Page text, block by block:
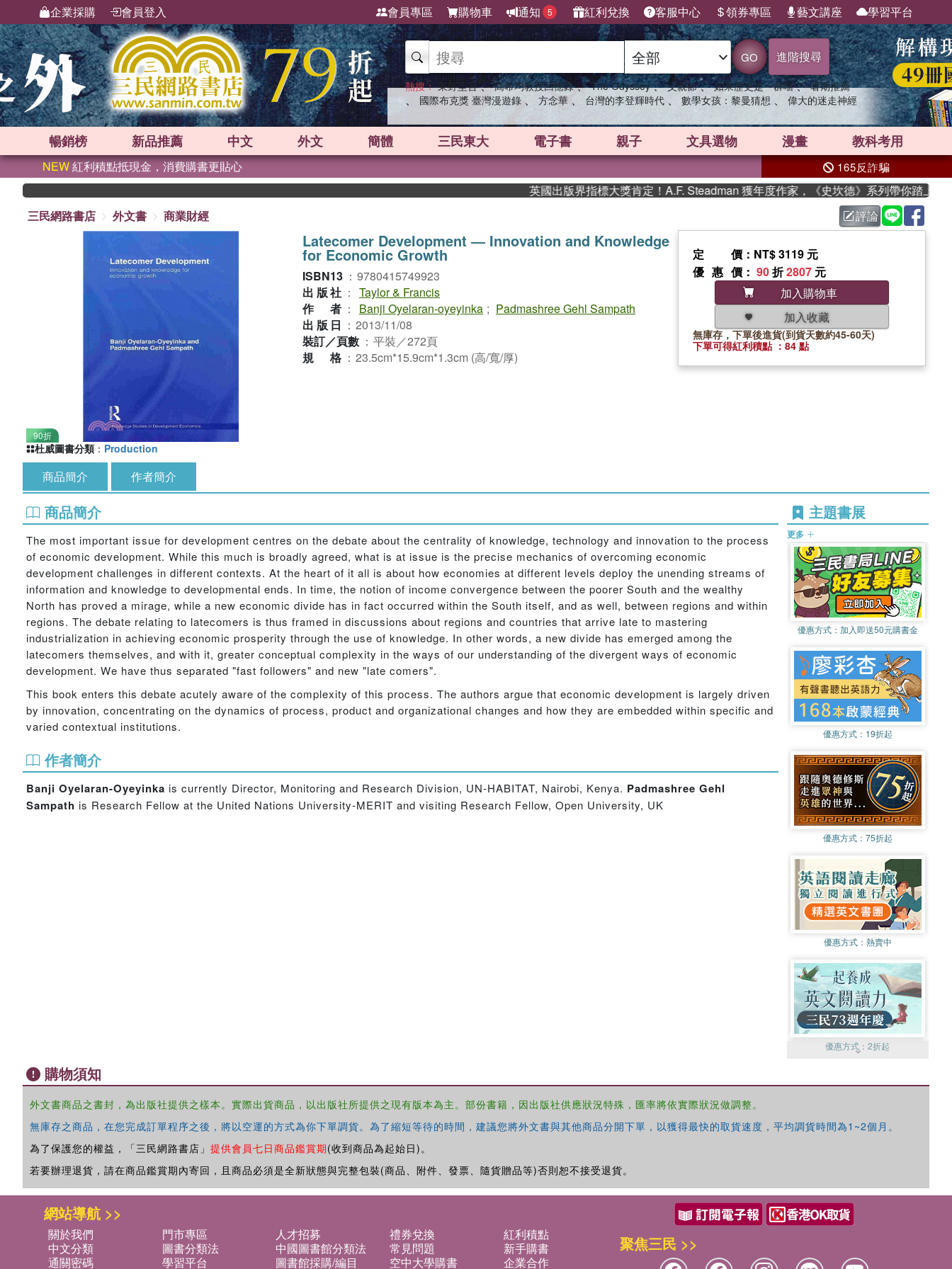
企業採購 會員登入 會員專區 購物車 通知 5 紅利兌換 客服中心 領券專區 藝文講座 學習平台
GO 進階搜尋
熱搜： 東野圭吾 、 高希均教授回憶錄 、 The Odyssey 、 父親節 、 如果歷史是一群喵 、 暑期推薦
、 國際布克獎 臺灣漫遊錄 、 方念華 、 台灣的李登輝時代 、 數學女孩：黎曼猜想 、 偉大的迷走神經
暢銷榜 新品推薦 中文 外文 簡體 三民東大 電子書 親子 文具選物 漫畫 教科考用
NEW紅利積點抵現金，消費購書更貼心 165反詐騙
英國出版界指標大獎肯定！A.F. Steadman 獲年度作家，《史坎德》系列帶你踏上熱血奇
三民網路書店
外文書 商業財經 評論
90折
Latecomer Development ― Innovation and Knowledge
for Economic Growth
ISBN13 ： 9780415749923
出版社 ： Taylor & Francis
作者 ： Banji Oyelaran-oyeyinka ; Padmashree Gehl Sampath
出版日 ： 2013/11/08
裝訂／頁數 ： 平裝／272頁
規格 ： 23.5cm*15.9cm*1.3cm (高/寬/厚)
定價 ：NT$ 3119 元
優惠價 ： 90折2807 元
加入購物車
加入收藏
無庫存，下單後進貨(到貨天數約45-60天)
下單可得紅利積點 ：84 點
杜威圖書分類 ： Production
商品簡介 作者簡介
商品簡介
The most important issue for development centres on the debate about the centrality of knowledge, technology and innovation to the process
of economic development. While this much is broadly agreed, what is at issue is the precise mechanics of overcoming economic
development challenges in different contexts. At the heart of it all is about how economies at different levels deploy the unending streams of
information and knowledge to developmental ends. In time, the notion of income convergence between the poorer South and the wealthy
North has proved a mirage, while a new economic divide has in fact occurred within the South itself, and as well, between regions and within
regions. The debate relating to latecomers is thus framed in discussions about regions and countries that arrive late to mastering
industrialization in achieving economic prosperity through the use of knowledge. In other words, a new divide has emerged among the
latecomers themselves, and with it, greater conceptual complexity in the ways of our understanding of the divergent ways of economic
development. We have thus separated "fast followers" and new "late comers".
This book enters this debate acutely aware of the complexity of this process. The authors argue that economic development is largely driven
by innovation, concentrating on the dynamics of process, product and organizational changes and how they are embedded within specific and
varied contextual institutions.
作者簡介
Banji Oyelaran-Oyeyinka is currently Director, Monitoring and Research Division, UN-HABITAT, Nairobi, Kenya. Padmashree Gehl
Sampath is Research Fellow at the United Nations University-MERIT and visiting Research Fellow, Open University, UK
主題書展
更多
優惠方式： 加入即送50元購書金
優惠方式： 19折起
優惠方式： 75折起
優惠方式： 熱賣中
優惠方式：2折起
購物須知
外文書商品之書封，為出版社提供之樣本。實際出貨商品，以出版社所提供之現有版本為主。部份書籍，因出版社供應狀況特殊，匯率將依實際狀況做調整。
無庫存之商品，在您完成訂單程序之後，將以空運的方式為你下單調貨。為了縮短等待的時間，建議您將外文書與其他商品分開下單，以獲得最快的取貨速度，平均調貨時間為1~2個月。
為了保護您的權益，「三民網路書店」 提供會員七日商品鑑賞期(收到商品為起始日)。
若要辦理退貨，請在商品鑑賞期內寄回，且商品必須是全新狀態與完整包裝(商品、附件、發票、隨貨贈品等)否則恕不接受退貨。
網站導航 >>
關於我們 門市專區 人才招募 禮券兌換
紅利積點
中文分類
圖書分類法 中國圖書館分類法 常見問題
新手購書
通關密碼
學習平台 圖書館採購/編目 空中大學購書
企業合作
聚焦三民 >>